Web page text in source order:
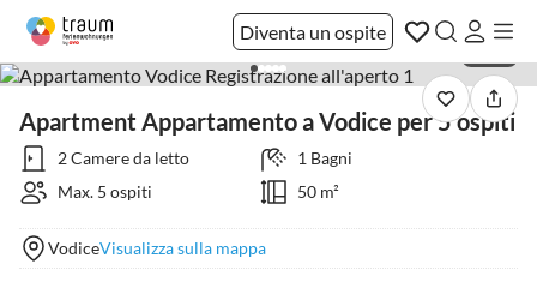
Diventa un ospite
Apartment Appartamento a Vodice per 5 ospiti
2 Camere da letto
1 Bagni
Max. 5 ospiti
50 m²
VodiceVisualizza sulla mappa